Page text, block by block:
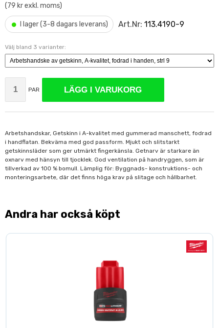
(79 kr exkl. moms)
• I lager (3-8 dagars leverans) Art.Nr: 113.4190-9
Välj bland 3 varianter:
PAR LÄGG I VARUKORG
Arbetshandskar, Getskinn i A-kvalitet med gummerad manschett, fodrad
i handflatan. Bekväma med god passform. Mjukt och slitstarkt
getskinnsläder som ger utmärkt fingerkänsla. Getnarv är starkare än
oxnarv med hänsyn till tjocklek. God ventilation på handryggen, som är
tillverkad av 100 % bomull. Lämplig för: Byggnads- konstruktions- och
monteringsarbete, där det finns höga krav på slitage och hållbarhet.
Andra har också köpt